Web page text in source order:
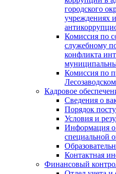
городского
учреждениях
Комиссия по
служебному
конфликта
Комиссия по
Кадровое
Сведения о
Порядок
Условия и
Информация о
специальной
Контактная
Финансовый